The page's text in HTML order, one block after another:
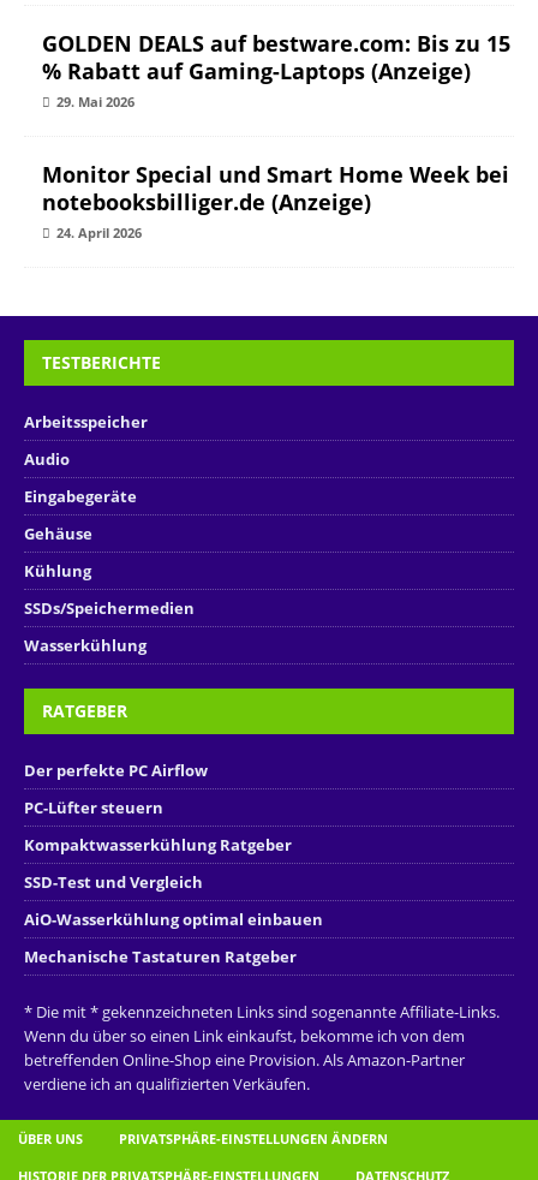
GOLDEN DEALS auf bestware.com: Bis zu 15
% Rabatt auf Gaming-Laptops (Anzeige)
29. Mai 2026
Monitor Special und Smart Home Week bei
notebooksbilliger.de (Anzeige)
24. April 2026
TESTBERICHTE
Arbeitsspeicher
Audio
Eingabegeräte
Gehäuse
Kühlung
SSDs/Speichermedien
Wasserkühlung
RATGEBER
Der perfekte PC Airflow
PC-Lüfter steuern
Kompaktwasserkühlung Ratgeber
SSD-Test und Vergleich
AiO-Wasserkühlung optimal einbauen
Mechanische Tastaturen Ratgeber
* Die mit * gekennzeichneten Links sind sogenannte Affiliate-Links.
Wenn du über so einen Link einkaufst, bekomme ich von dem
betreffenden Online-Shop eine Provision. Als Amazon-Partner
verdiene ich an qualifizierten Verkäufen.
ÜBER UNS PRIVATSPHÄRE-EINSTELLUNGEN ÄNDERN
HISTORIE DER PRIVATSPHÄRE-EINSTELLUNGEN DATENSCHUTZ